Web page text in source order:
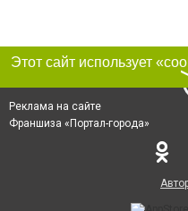
Реклама на сайте
Франшиза «Портал-города»